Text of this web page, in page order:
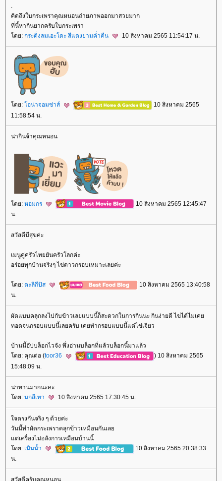
.
คิดถึงใบกระเพราคุณหนอนถ่ายภาพออกมาสวยมาก
ที่นี้หากินยากครับใบกระเพรา
ดย: กระดิ่งลมเอะโดะ สีแดงยามค่ำคืน 10 สิงหาคม 2565 11:54:17 น.
ดย: อน่าจอมซ่าส์
10 สิงหาคม 2565
11:58:54 น.
น่ากินจ้าคุณหนอน
ดย: หอมกร
10 สิงหาคม 2565 12:45:47
น.
สวัสดีมีสุขค่ะ
เมนูคู่ครัวไทยยันครัวโลกค่ะ
อร่อยทุกบ้านจริงๆ ไข่ดาวกรอบเหมาะเลยค่ะ
ดย: ตะลีกีปัส
10 สิงหาคม 2565 13:40:58
น.
ผัดแบบคลุกลงไปกับข้าวเลยแบบนี้ก็สะดวกในการกินนะ กินง่ายดี ไข่ได้ไม่เค
ทอดจนกรอบแบบนี้เลยครับ เคยทำกรอบแบบนี้แต่ไข่เจียว
บ้านนี้อัปบล็อกไวจัง พึ่งอ่านบล็อกที่แล้วบล็อกนี้มาแล้ว
ดย: คุณต่อ (toor36
) 10 สิงหาคม 2565
15:48:09 น.
น่าทานมากนะคะ
ดย: นกสีเทา 10 สิงหาคม 2565 17:30:45 น.
จตรงกันจริง ๆ ด้วยค่ะ
วันนี้ทำผัดกระเพราคลุกข้าวเหมือนกันเล
ต่เครื่องไม่อลังการเหมือนบ้านนี้
ดย: เนินน้ำ
10 สิงหาคม 2565 20:38:33
น.